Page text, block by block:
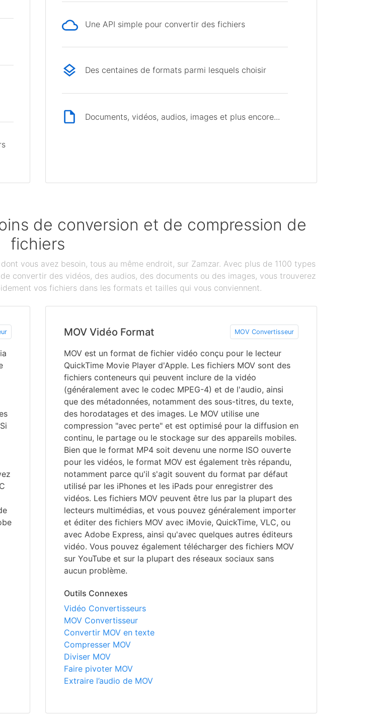
Une API simple pour convertir des fichiers
Des centaines de formats parmi lesquels choisir
Documents, vidéos, audios, images et plus encore...
de conversion et de compression de
fichiers
vous avez besoin, tous au même endroit, sur Zamzar. Avec plus de 1100 types
convertir des vidéos, des audios, des documents ou des images, vous trouverez
vos fichiers dans les formats et tailles qui vous conviennent.
MOV Vidéo Format MOV Convertisseur
MOV est un format de fichier vidéo conçu pour le lecteur
QuickTime Movie Player d'Apple. Les fichiers MOV sont des
fichiers conteneurs qui peuvent inclure de la vidéo
(généralement avec le codec MPEG-4) et de l'audio, ainsi
que des métadonnées, notamment des sous-titres, du texte,
des horodatages et des images. Le MOV utilise une
compression "avec perte" et est optimisé pour la diffusion en
continu, le partage ou le stockage sur des appareils mobiles.
Bien que le format MP4 soit devenu une norme ISO ouverte
pour les vidéos, le format MOV est également très répandu,
notamment parce qu'il s'agit souvent du format par défaut
utilisé par les iPhones et les iPads pour enregistrer des
vidéos. Les fichiers MOV peuvent être lus par la plupart des
lecteurs multimédias, et vous pouvez généralement importer
et éditer des fichiers MOV avec iMovie, QuickTime, VLC, ou
avec Adobe Express, ainsi qu'avec quelques autres éditeurs
vidéo. Vous pouvez également télécharger des fichiers MOV
sur YouTube et sur la plupart des réseaux sociaux sans
aucun problème.
Outils Connexes
Vidéo Convertisseurs
MOV Convertisseur
Convertir MOV en texte
Compresser MOV
Diviser MOV
Faire pivoter MOV
Extraire l’audio de MOV